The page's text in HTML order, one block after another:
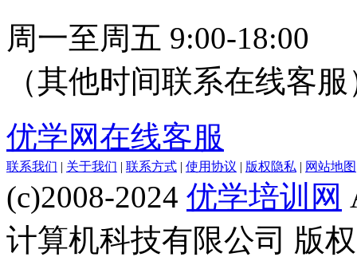
周一至周五 9:00-18:00
（其他时间联系在线客服
优学网在线客服
联系我们 | 关于我们 | 联系方式 | 使用协议 | 版权隐私 | 网站地图
(c)2008-2024 优学培训网
计算机科技有限公司 版